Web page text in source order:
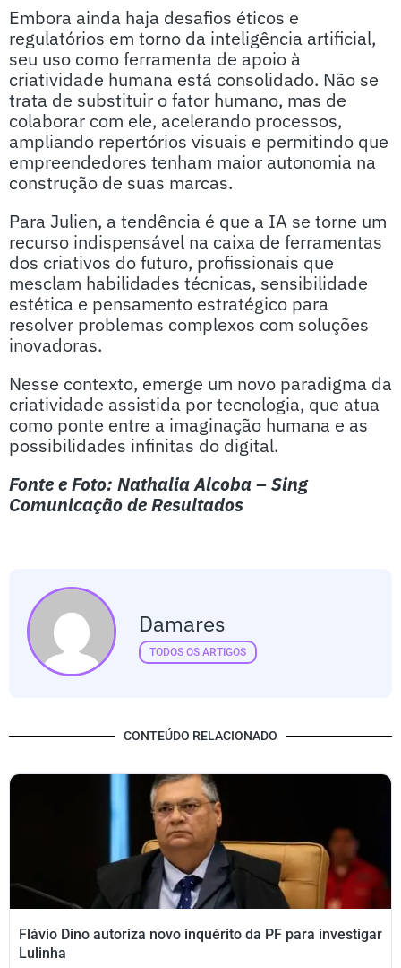
Embora ainda haja desafios éticos e
regulatórios em torno da inteligência artificial,
seu uso como ferramenta de apoio à
criatividade humana está consolidado. Não se
trata de substituir o fator humano, mas de
colaborar com ele, acelerando processos,
ampliando repertórios visuais e permitindo que
empreendedores tenham maior autonomia na
construção de suas marcas.
Para Julien, a tendência é que a IA se torne um
recurso indispensável na caixa de ferramentas
dos criativos do futuro, profissionais que
mesclam habilidades técnicas, sensibilidade
estética e pensamento estratégico para
resolver problemas complexos com soluções
inovadoras.
Nesse contexto, emerge um novo paradigma da
criatividade assistida por tecnologia, que atua
como ponte entre a imaginação humana e as
possibilidades infinitas do digital.
Fonte e Foto: Nathalia Alcoba – Sing
Comunicação de Resultados
Damares
TODOS OS ARTIGOS
CONTEÚDO RELACIONADO
Flávio Dino autoriza novo inquérito da PF para investigar
Lulinha